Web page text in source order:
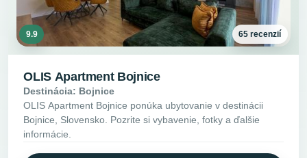
9.9 65 recenzií
OLIS Apartment Bojnice
Destinácia: Bojnice
OLIS Apartment Bojnice ponúka ubytovanie v destinácii
Bojnice, Slovensko. Pozrite si vybavenie, fotky a ďalšie
informácie.